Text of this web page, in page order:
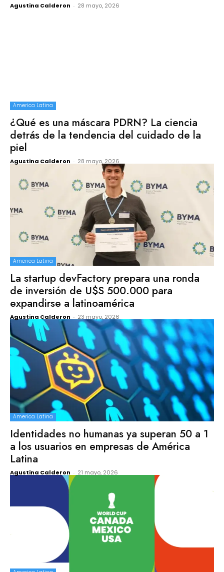
Agustina Calderon - 28 mayo, 2026
America Latina
¿Qué es una máscara PDRN? La ciencia
detrás de la tendencia del cuidado de la
piel
Agustina Calderon - 28 mayo, 2026
America Latina
La startup devFactory prepara una ronda
de inversión de U$S 500.000 para
expandirse a latinoamérica
Agustina Calderon - 23 mayo, 2026
America Latina
Identidades no humanas ya superan 50 a 1
a los usuarios en empresas de América
Latina
Agustina Calderon - 21 mayo, 2026